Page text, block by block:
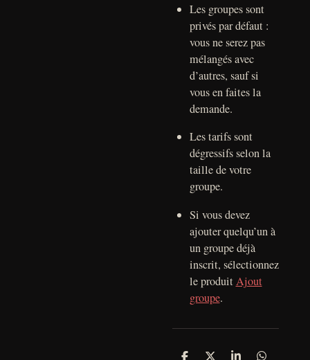
Les groupes sont
privés par défaut :
vous ne serez pas
mélangés avec
d’autres, sauf si
vous en faites la
demande.
Les tarifs sont
dégressifs selon la
taille de votre
groupe.
Si vous devez
ajouter quelqu’un à
un groupe déjà
inscrit, sélectionnez
le produitAjout
groupe.